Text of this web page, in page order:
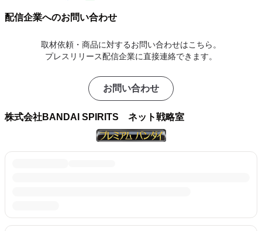
配信企業へのお問い合わせ
取材依頼・商品に対するお問い合わせはこちら。
プレスリリース配信企業に直接連絡できます。
お問い合わせ
株式会社BANDAI SPIRITS ネット戦略室